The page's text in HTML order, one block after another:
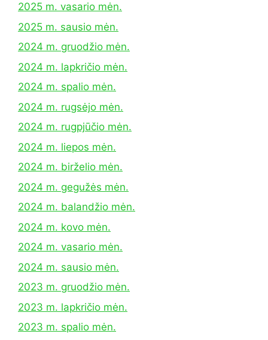
2025 m. vasario mėn.
2025 m. sausio mėn.
2024 m. gruodžio mėn.
2024 m. lapkričio mėn.
2024 m. spalio mėn.
2024 m. rugsėjo mėn.
2024 m. rugpjūčio mėn.
2024 m. liepos mėn.
2024 m. birželio mėn.
2024 m. gegužės mėn.
2024 m. balandžio mėn.
2024 m. kovo mėn.
2024 m. vasario mėn.
2024 m. sausio mėn.
2023 m. gruodžio mėn.
2023 m. lapkričio mėn.
2023 m. spalio mėn.